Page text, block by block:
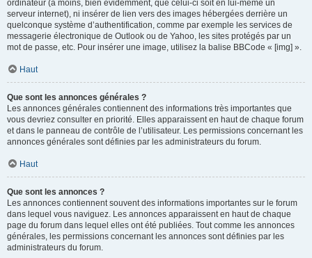
ordinateur (à moins, bien évidemment, que celui-ci soit en lui-même un
serveur internet), ni insérer de lien vers des images hébergées derrière un
quelconque système d’authentification, comme par exemple les services de
messagerie électronique de Outlook ou de Yahoo, les sites protégés par un
mot de passe, etc. Pour insérer une image, utilisez la balise BBCode « [img] ».
Haut
Que sont les annonces générales ?
Les annonces générales contiennent des informations très importantes que
vous devriez consulter en priorité. Elles apparaissent en haut de chaque forum
et dans le panneau de contrôle de l’utilisateur. Les permissions concernant les
annonces générales sont définies par les administrateurs du forum.
Haut
Que sont les annonces ?
Les annonces contiennent souvent des informations importantes sur le forum
dans lequel vous naviguez. Les annonces apparaissent en haut de chaque
page du forum dans lequel elles ont été publiées. Tout comme les annonces
générales, les permissions concernant les annonces sont définies par les
administrateurs du forum.